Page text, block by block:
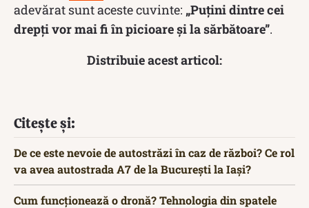
adevărat sunt aceste cuvinte: „Puţini dintre cei
drepţi vor mai fi în picioare şi la sărbătoare”.
Distribuie acest articol:
Citește și:
De ce este nevoie de autostrăzi în caz de război? Ce rol
va avea autostrada A7 de la București la Iași?
Cum funcționează o dronă? Tehnologia din spatele